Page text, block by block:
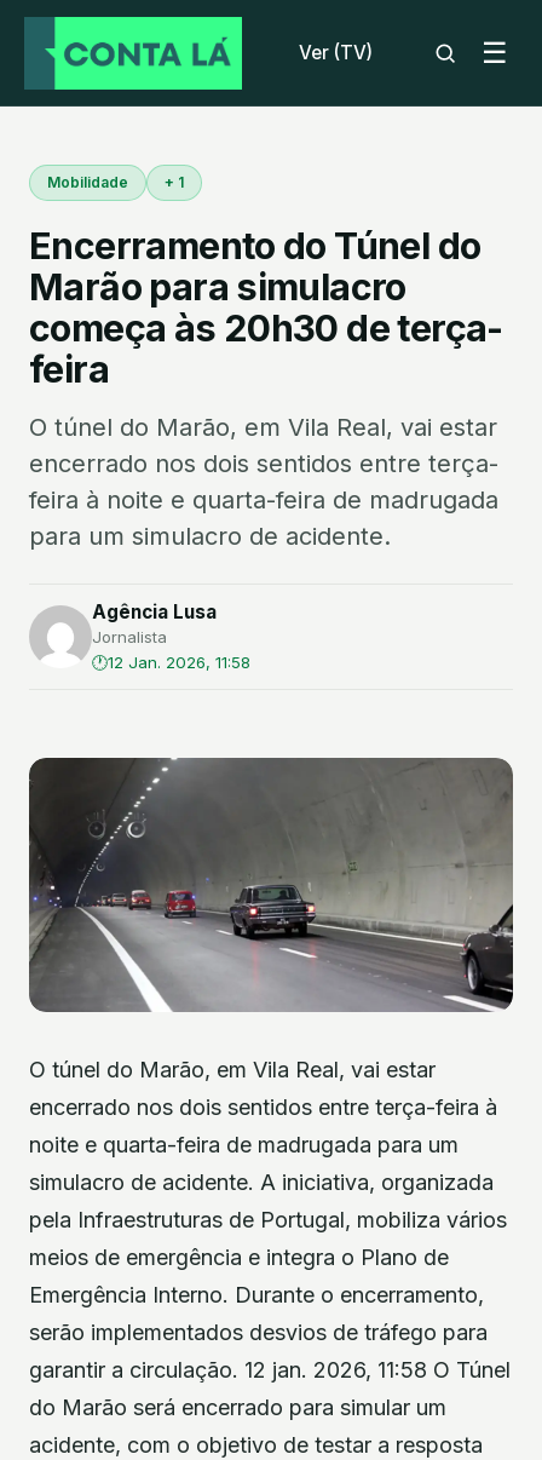
Ver (TV) ☰
Mobilidade + 1
Encerramento do Túnel do
Marão para simulacro
começa às 20h30 de terça-
feira
O túnel do Marão, em Vila Real, vai estar
encerrado nos dois sentidos entre terça-
feira à noite e quarta-feira de madrugada
para um simulacro de acidente.
Agência Lusa
Jornalista
12 Jan. 2026, 11:58
O túnel do Marão, em Vila Real, vai estar
encerrado nos dois sentidos entre terça-feira à
noite e quarta-feira de madrugada para um
simulacro de acidente. A iniciativa, organizada
pela Infraestruturas de Portugal, mobiliza vários
meios de emergência e integra o Plano de
Emergência Interno. Durante o encerramento,
serão implementados desvios de tráfego para
garantir a circulação. 12 jan. 2026, 11:58 O Túnel
do Marão será encerrado para simular um
acidente, com o objetivo de testar a resposta